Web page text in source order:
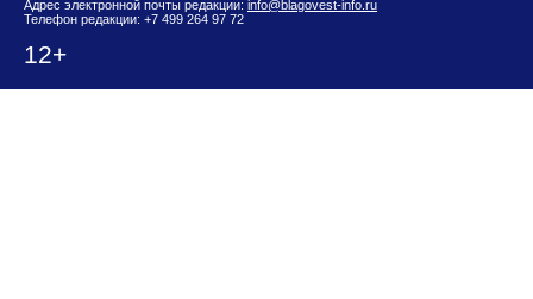
Адрес электронной почты редакции: info@blagovest-info.ru
Телефон редакции: +7 499 264 97 72
12+